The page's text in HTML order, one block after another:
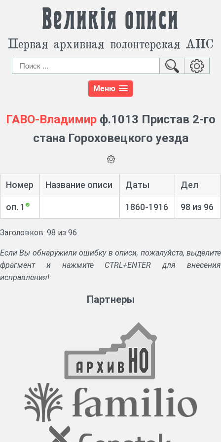
Великія описи
Первая архивная волонтерская АИС
Меню
ГАВО-Владимирф.1013 Пристав 2-го
стана Гороховецкого уезда
Номер Название описи Даты Дел
оп. 1 1860-1916 98 из 96
Заголовков: 98 из 96
Если Вы обнаружили ошибку в описи, пожалуйста, выделите
фрагмент и нажмите CTRL+ENTER для внесения
исправления!
Партнеры